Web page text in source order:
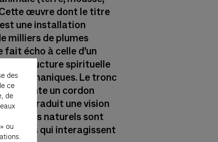
Cette œuvre dont le titre
une installation
milliers de plumes
fait écho à celle d’un
une structure spirituelle
chamaniques. Le tronc
un cordon
et traduit une vision
naturels sont
divins qui interagissent
des
ce
de
ou